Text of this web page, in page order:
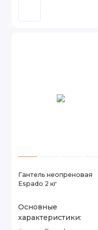
Гантель неопреновая
Espado 2 кг
Основные
характеристики: